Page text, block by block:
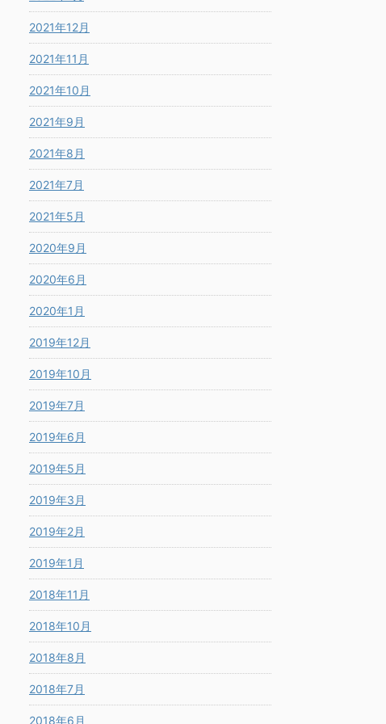
2021年12月
2021年11月
2021年10月
2021年9月
2021年8月
2021年7月
2021年5月
2020年9月
2020年6月
2020年1月
2019年12月
2019年10月
2019年7月
2019年6月
2019年5月
2019年3月
2019年2月
2019年1月
2018年11月
2018年10月
2018年8月
2018年7月
2018年6月